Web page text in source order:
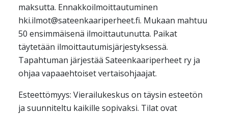
maksutta. Ennakkoilmoittautuminen
hki.ilmot@sateenkaariperheet.fi. Mukaan mahtuu
50 ensimmäisenä ilmoittautunutta. Paikat
täytetään ilmoittautumisjärjestyksessä.
Tapahtuman järjestää Sateenkaariperheet ry ja
ohjaa vapaaehtoiset vertaisohjaajat.
Esteettömyys: Vierailukeskus on täysin esteetön
ja suunniteltu kaikille sopivaksi. Tilat ovat